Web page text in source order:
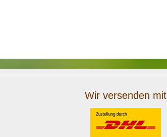
Wir versenden mit